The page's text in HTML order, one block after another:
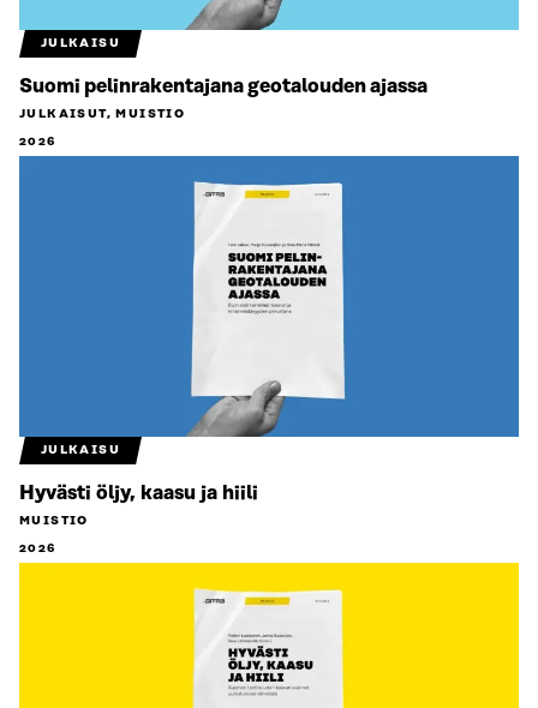
JULKAISU
Suomi pelinrakentajana geotalouden ajassa
JULKAISUT, MUISTIO
2026
JULKAISU
Hyvästi öljy, kaasu ja hiili
MUISTIO
2026